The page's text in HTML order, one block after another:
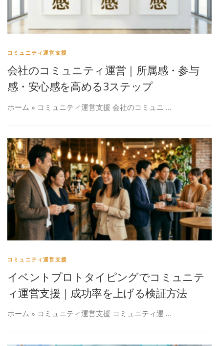
コミュニティ運営支援
会社のコミュニティ運営｜所属感・参与
感・安心感を高める3ステップ
ホーム » コミュニティ運営支援 会社のコミュニ …
コミュニティ運営支援
イベントプロトタイピングでコミュニテ
ィ運営支援｜成功率を上げる検証方法
ホーム » コミュニティ運営支援 コミュニティ運 …